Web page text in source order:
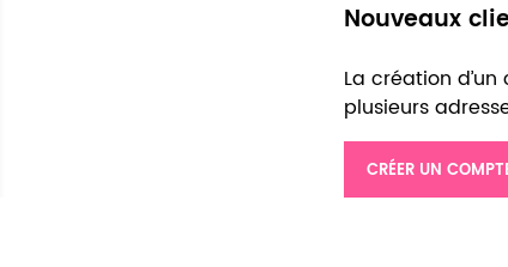
Nouveaux
La création
plusieurs
CRÉER UN